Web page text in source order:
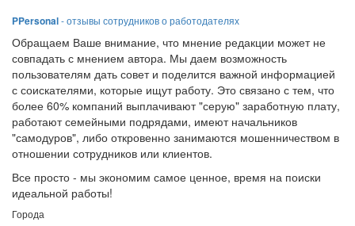
PPersonal- отзывы сотрудников о работодателях
Обращаем Ваше внимание, что мнение редакции может не
совпадать с мнением автора. Мы даем возможность
пользователям дать совет и поделится важной информацией
с соискателями, которые ищут работу. Это связано с тем, что
более 60% компаний выплачивают "серую" заработную плату,
работают семейными подрядами, имеют начальников
"самодуров", либо откровенно занимаются мошенничеством в
отношении сотрудников или клиентов.
Все просто - мы экономим самое ценное, время на поиски
идеальной работы!
Города